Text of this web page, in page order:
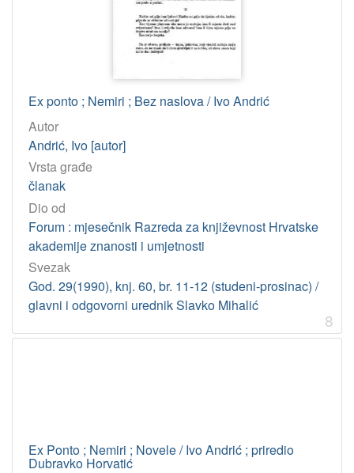
Ex ponto ; Nemiri ; Bez naslova / Ivo Andrić
Autor
Andrić, Ivo [autor]
Vrsta građe
članak
Dio od
Forum : mjesečnik Razreda za književnost Hrvatske
akademije znanosti i umjetnosti
Svezak
God. 29(1990), knj. 60, br. 11-12 (studeni-prosinac) /
glavni i odgovorni urednik Slavko Mihalić
8
Ex Ponto ; Nemiri ; Novele / Ivo Andrić ; priredio
Dubravko Horvatić